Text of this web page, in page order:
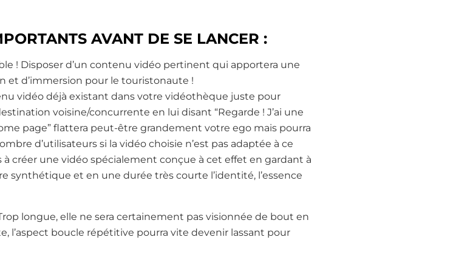
AVANT DE SE LANCER :
! Disposer d’un contenu vidéo pertinent qui apportera une
et d’immersion pour le touristonaute !
vidéo déjà existant dans votre vidéothèque juste pour
voisine/concurrente en lui disant “Regarde ! J’ai une
page” flattera peut-être grandement votre ego mais pourra
d’utilisateurs si la vidéo choisie n’est pas adaptée à ce
à créer une vidéo spécialement conçue à cet effet en gardant à
synthétique et en une durée très courte l’identité, l’essence
longue, elle ne sera certainement pas visionnée de bout en
l’aspect boucle répétitive pourra vite devenir lassant pour